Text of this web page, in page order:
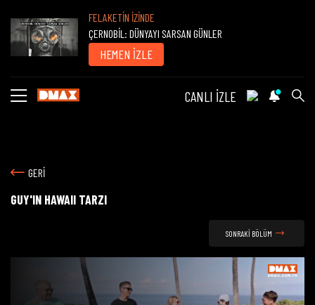
FELAKETİN İZİNDE
ÇERNOBİL: DÜNYAYI SARSAN GÜNLER
HEMEN İZLE
CANLI İZLE
GERİ
GUY'IN HAWAII TARZI
SONRAKİ BÖLÜM